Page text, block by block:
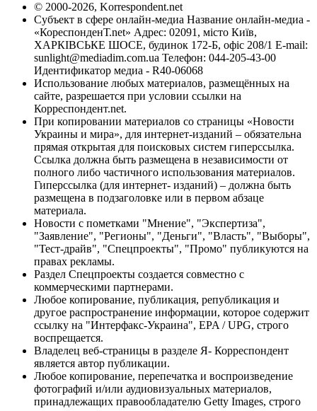
© 2000-2026, Korrespondent.net
Субъект в сфере онлайн-медиа Название онлайн-медиа -
«КореспонденТ.net» Адрес: 02091, місто Київ,
ХАРКІВСЬКЕ ШОСЕ, будинок 172-Б, офіс 208/1 E-mail:
sunlight@mediadim.com.ua Телефон: 044-205-43-00
Идентификатор медиа - R40-06068
Использование любых материалов, размещённых на
сайте, разрешается при условии ссылки на
Корреспондент.net.
При копировании материалов со страницы «Новости
Украины и мира», для интернет-изданий – обязательна
прямая открытая для поисковых систем гиперссылка.
Ссылка должна быть размещена в независимости от
полного либо частичного использования материалов.
Гиперссылка (для интернет- изданий) – должна быть
размещена в подзаголовке или в первом абзаце
материала.
Новости с пометками "Мнение", "Экспертиза",
"Заявление", "Регионы", "Деньги", "Власть", "Выборы",
"Тест-драйв", "Спецпроекты", "Промо" публикуются на
правах рекламы.
Раздел Спецпроекты создается совместно с
коммерческими партнерами.
Любое копирование, публикация, републикация и
другое распространение информации, которое содержит
ссылку на "Интерфакс-Украина", EPA / UPG, строго
воспрещается.
Владелец веб-страницы в разделе Я- Корреспондент
является автор публикации.
Любое копирование, перепечатка и воспроизведение
фотографий и/или аудиовизуальных материалов,
принадлежащих правообладателю Getty Images, строго